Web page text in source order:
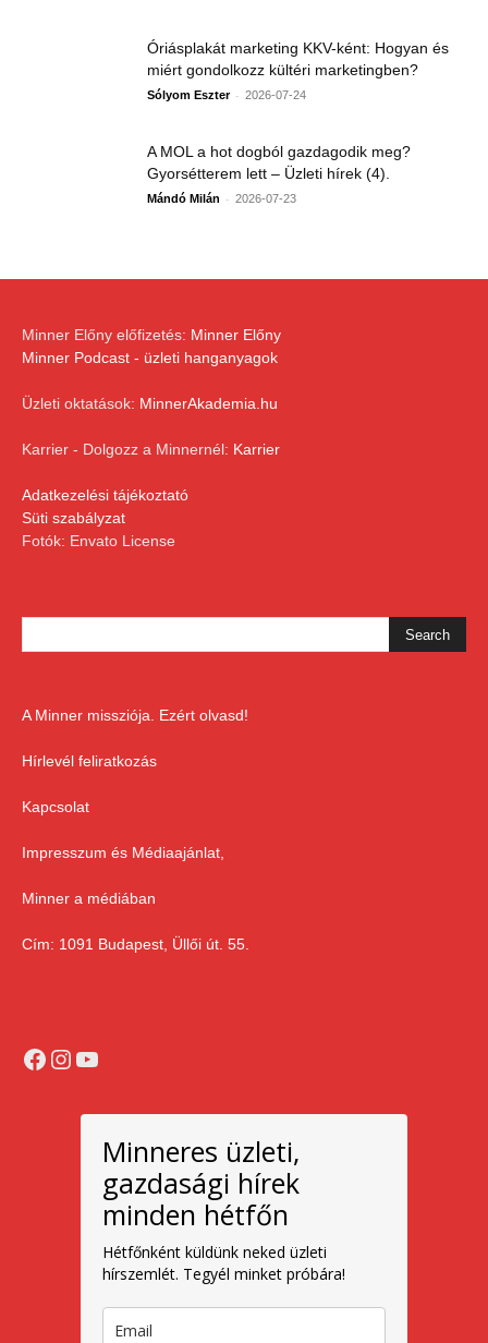
Óriásplakát marketing KKV-ként: Hogyan és
miért gondolkozz kültéri marketingben?
Sólyom Eszter - 2026-07-24
A MOL a hot dogból gazdagodik meg?
Gyorsétterem lett – Üzleti hírek (4).
Mándó Milán - 2026-07-23
Minner Előny előfizetés: Minner Előny
Minner Podcast - üzleti hanganyagok
Üzleti oktatások: MinnerAkademia.hu
Karrier - Dolgozz a Minnernél: Karrier
Adatkezelési tájékoztató
Süti szabályzat
Fotók: Envato License
A Minner missziója. Ezért olvasd!
Hírlevél feliratkozás
Kapcsolat
Impresszum és Médiaajánlat,
Minner a médiában
Cím: 1091 Budapest, Üllői út. 55.
Facebook
Instagram
YouTube
Minneres üzleti,
gazdasági hírek
minden hétfőn
Hétfőnként küldünk neked üzleti
hírszemlét. Tegyél minket próbára!